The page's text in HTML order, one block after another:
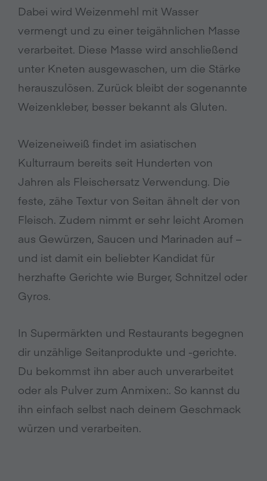
Dabei wird Weizenmehl mit Wasser
vermengt und zu einer teigähnlichen Masse
verarbeitet. Diese Masse wird anschließend
unter Kneten ausgewaschen, um die Stärke
herauszulösen. Zurück bleibt der sogenannte
Weizenkleber, besser bekannt als Gluten.
Weizeneiweiß findet im asiatischen
Kulturraum bereits seit Hunderten von
Jahren als Fleischersatz Verwendung. Die
feste, zähe Textur von Seitan ähnelt der von
Fleisch. Zudem nimmt er sehr leicht Aromen
aus Gewürzen, Saucen und Marinaden auf –
und ist damit ein beliebter Kandidat für
herzhafte Gerichte wie Burger, Schnitzel oder
Gyros.
In Supermärkten und Restaurants begegnen
dir unzählige Seitanprodukte und -gerichte.
Du bekommst ihn aber auch unverarbeitet
oder als Pulver zum Anmixen:. So kannst du
ihn einfach selbst nach deinem Geschmack
würzen und verarbeiten.